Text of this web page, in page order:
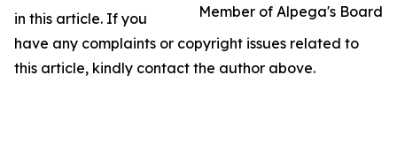
Member of Alpega's Board
in this article. If you
have any complaints or copyright issues related to
this article, kindly contact the author above.